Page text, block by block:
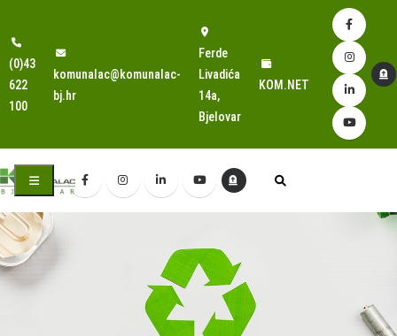
(0)43
622
100
komunalac@komunalac-
bj.hr
Ferde
Livadića
14a,
Bjelovar
KOM.NET